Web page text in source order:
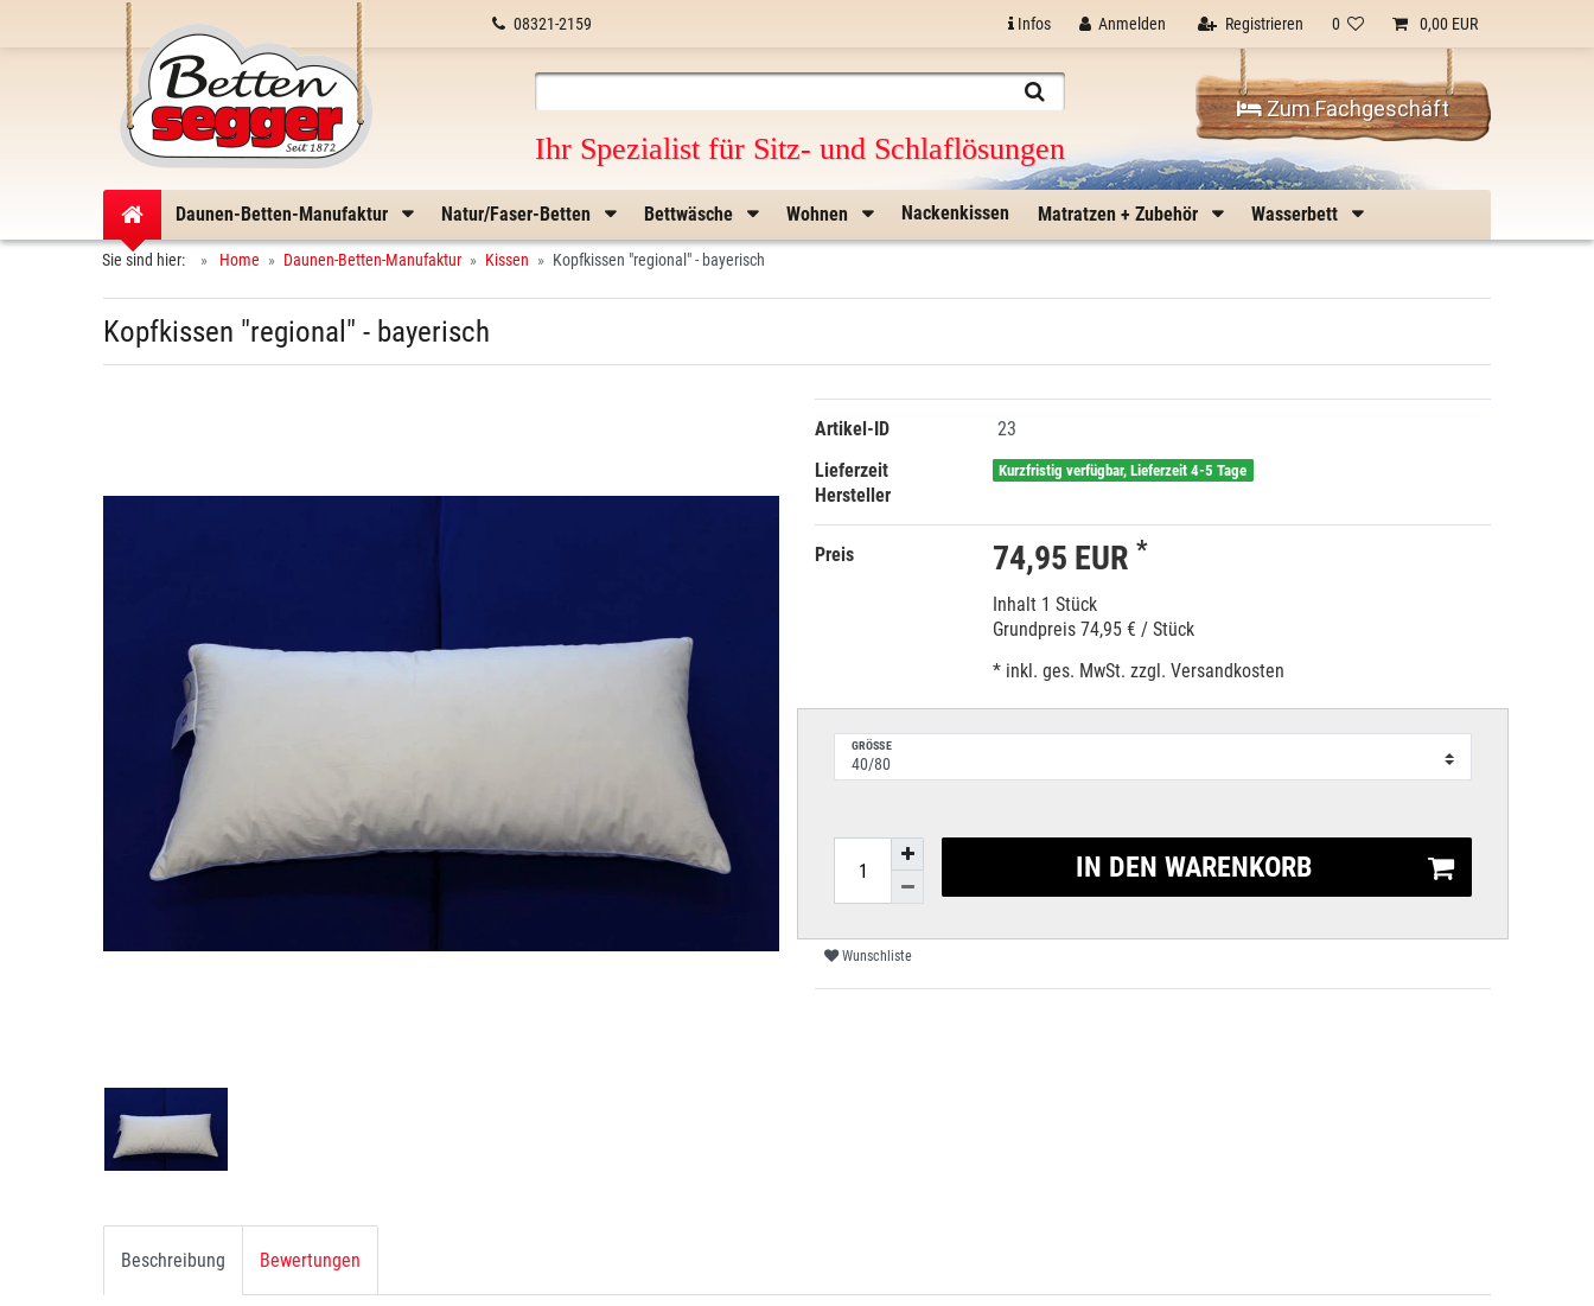
08321-2159 Infos Anmelden Registrieren 0 0,00 EUR
Ihr Spezialist für Sitz- und Schlaflösungen
Zum Fachgeschäft
Daunen-Betten-Manufaktur Natur/Faser-Betten Bettwäsche Wohnen Nackenkissen Matratzen + Zubehör Wasserbett
Sie sind hier: Home Daunen-Betten-Manufaktur Kissen Kopfkissen "regional" - bayerisch
Kopfkissen "regional" - bayerisch
Artikel-ID
23
Lieferzeit
Kurzfristig verfügbar, Lieferzeit 4-5 Tage
Hersteller
Preis 74,95 EUR *
Inhalt 1 Stück
Grundpreis 74,95 € / Stück
* inkl. ges. MwSt. zzgl. Versandkosten
GRÖSSE
IN DEN WARENKORB
Wunschliste
Beschreibung Bewertungen